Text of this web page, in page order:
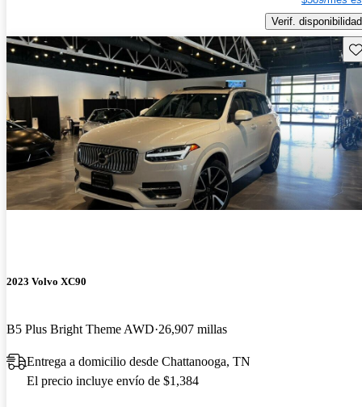
Verif. disponibilidad
2023 Volvo XC90
B5 Plus Bright Theme AWD 26,907 millas
Entrega a domicilio desde Chattanooga, TN
El precio incluye envío de $1,384